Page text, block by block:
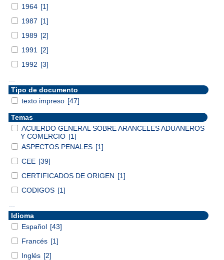
1964 [1]
1987 [1]
1989 [2]
1991
[2]
1992 [3]
Tipo de documento
texto impreso [47]
Temas
ACUERDO GENERAL SOBRE ARANCELES ADUANEROS
Y COMERCIO [1]
ASPECTOS PENALES [1]
CEE [39]
CERTIFICADOS DE ORIGEN [1]
CODIGOS [1]
Idioma
Español [43]
Francés [1]
Inglés [2]